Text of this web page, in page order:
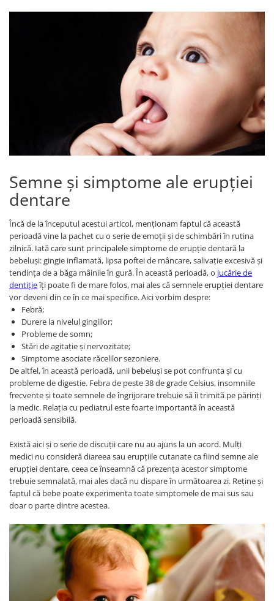
Semne și simptome ale erupției
dentare
Încă de la începutul acestui articol, menționam faptul că această
perioadă vine la pachet cu o serie de emoții și de schimbări în rutina
zilnică. Iată care sunt principalele simptome de erupție dentară la
bebeluși: gingie inflamată, lipsa poftei de mâncare, salivație excesivă și
tendința de a băga mâinile în gură. În această perioadă, o jucărie de
dentițieîți poate fi de mare folos, mai ales că semnele erupției dentare
vor deveni din ce în ce mai specifice. Aici vorbim despre:
Febră;
Durere la nivelul gingiilor;
Probleme de somn;
Stări de agitație și nervozitate;
Simptome asociate răcelilor sezoniere.
De altfel, în această perioadă, unii bebeluși se pot confrunta și cu
probleme de digestie. Febra de peste 38 de grade Celsius, insomniile
frecvente și toate semnele de îngrijorare trebuie să îi trimită pe părinți
la medic. Relația cu pediatrul este foarte importantă în această
perioadă sensibilă.
Există aici și o serie de discuții care nu au ajuns la un acord. Mulți
medici nu consideră diareea sau erupțiile cutanate ca fiind semne ale
erupției dentare, ceea ce înseamnă că prezența acestor simptome
trebuie semnalată, mai ales dacă nu dispare în următoarea zi. Reține și
faptul că bebe poate experimenta toate simptomele de mai sus sau
doar o parte dintre acestea.